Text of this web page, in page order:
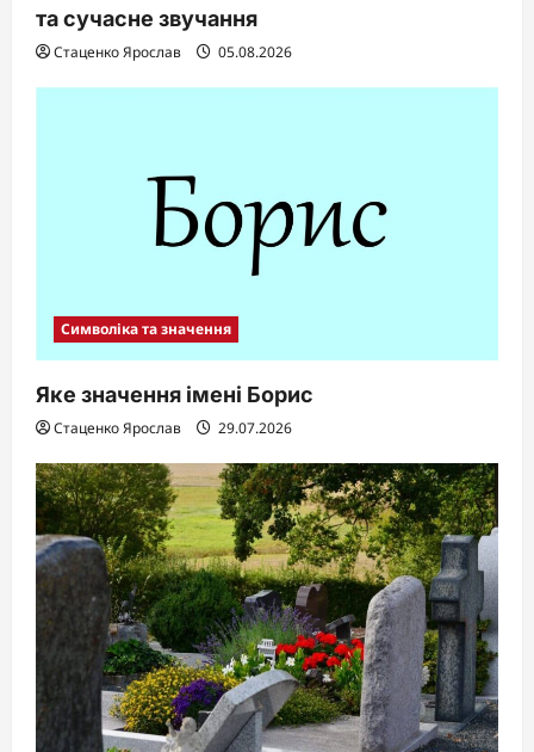
та сучасне звучання
Стаценко Ярослав 05.08.2026
Символіка та значення
Яке значення імені Борис
Стаценко Ярослав 29.07.2026